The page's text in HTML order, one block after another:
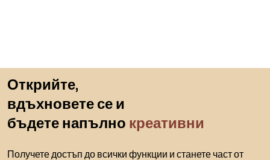
Открийте,
вдъхновете се и
бъдете напълно креативни
Получете достъп до всички функции и станете част от